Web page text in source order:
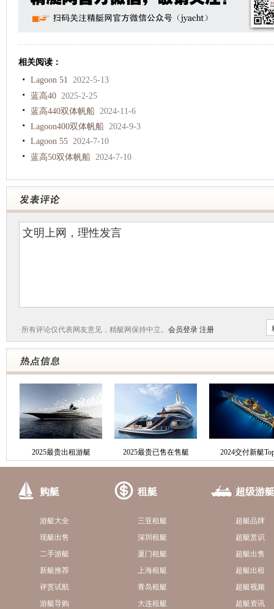
相关阅读：
Lagoon 51 2022-5-13
蓝高40 2025-2-25
蓝高440双体帆船 2024-11-6
Lagoon400双体帆船 2024-9-3
Lagoon 55 2024-7-10
蓝高50双体帆船 2024-7-10
·所有评论仅代表网友意见，精艇网保持中立。 会员登录 注册
2025最贵出租游艇 2025最贵已售在售艇 2024交付新艇
购艇 租艇 超级游艇
游艇大全
现艇出售
二手游艇
新艇推荐
评赏试航
游艇导购
三亚租艇
深圳租艇
厦门租艇
上海租艇
青岛租艇
大连租艇
超艇品牌
超艇赏识
超艇出售
超艇出租
超艇视频
超艇资讯